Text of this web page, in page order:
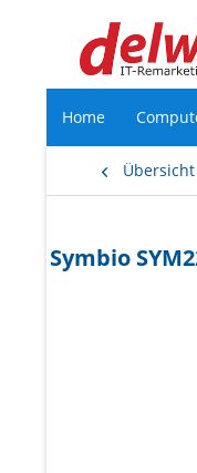
Home
Übersicht
Symbio